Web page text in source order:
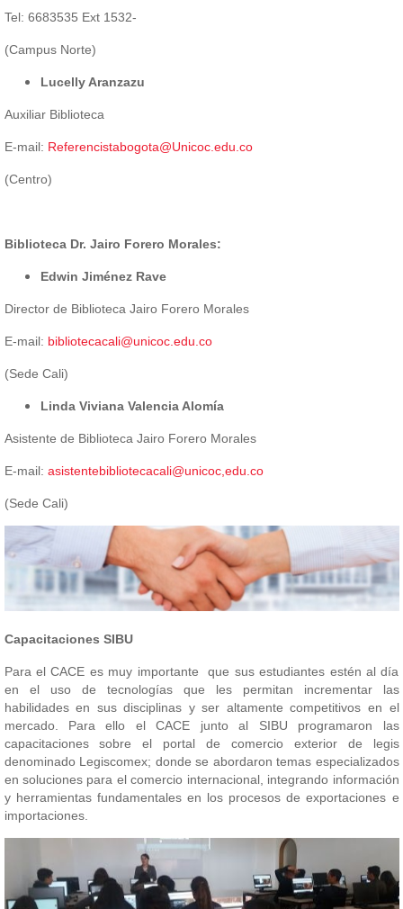
Tel: 6683535 Ext 1532-
(Campus Norte)
Lucelly Aranzazu
Auxiliar Biblioteca
E-mail: Referencistabogota@Unicoc.edu.co
(Centro)
Biblioteca Dr. Jairo Forero Morales:
Edwin Jiménez Rave
Director de Biblioteca Jairo Forero Morales
E-mail: bibliotecacali@unicoc.edu.co
(Sede Cali)
Linda Viviana Valencia Alomía
Asistente de Biblioteca Jairo Forero Morales
E-mail: asistentebibliotecacali@unicoc,edu.co
(Sede Cali)
Capacitaciones SIBU
Para el CACE es muy importante que sus estudiantes estén al día
en el uso de tecnologías que les permitan incrementar las
habilidades en sus disciplinas y ser altamente competitivos en el
mercado. Para ello el CACE junto al SIBU programaron las
capacitaciones sobre el portal de comercio exterior de legis
denominado Legiscomex; donde se abordaron temas especializados
en soluciones para el comercio internacional, integrando información
y herramientas fundamentales en los procesos de exportaciones e
importaciones.